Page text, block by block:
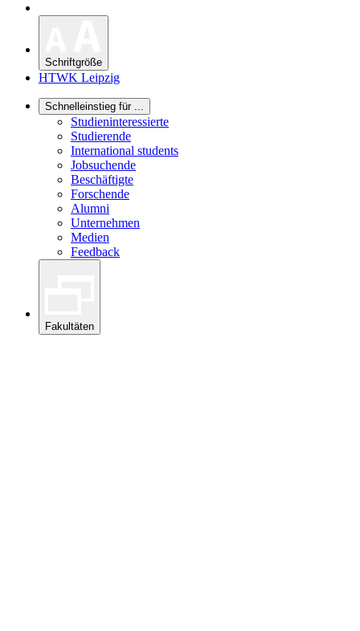
Schriftgröße
HTWK Leipzig
Schnelleinstieg für ...
Studieninteressierte
Studierende
International students
Jobsuchende
Beschäftigte
Forschende
Alumni
Unternehmen
Medien
Feedback
Fakultäten